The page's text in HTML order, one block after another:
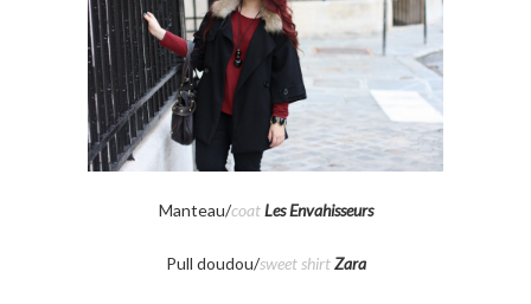
Manteau/coat Les Envahisseurs
Pull doudou/sweet shirt Zara